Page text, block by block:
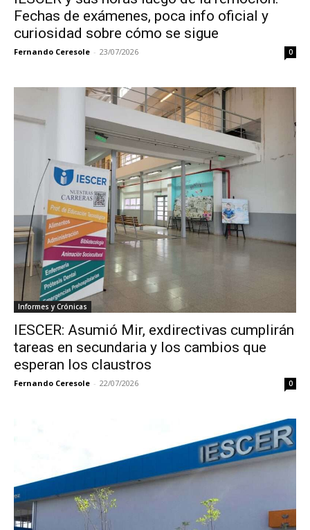
Fechas de exámenes, poca info oficial y
curiosidad sobre cómo se sigue
Fernando Ceresole - 23/07/2026 0
Informes y Crónicas
IESCER: Asumió Mir, exdirectivas cumplirán
tareas en secundaria y los cambios que
esperan los claustros
Fernando Ceresole - 22/07/2026 0